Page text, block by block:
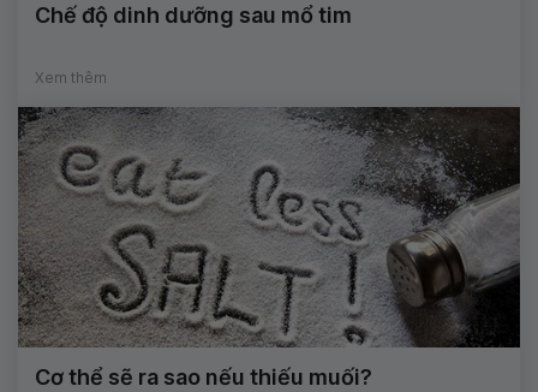
Chế độ dinh dưỡng sau mổ tim
Xem thêm
Cơ thể sẽ ra sao nếu thiếu muối?